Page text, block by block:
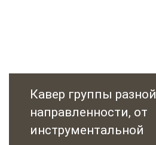
Кавер группы разной
направленности, от
инструментальной